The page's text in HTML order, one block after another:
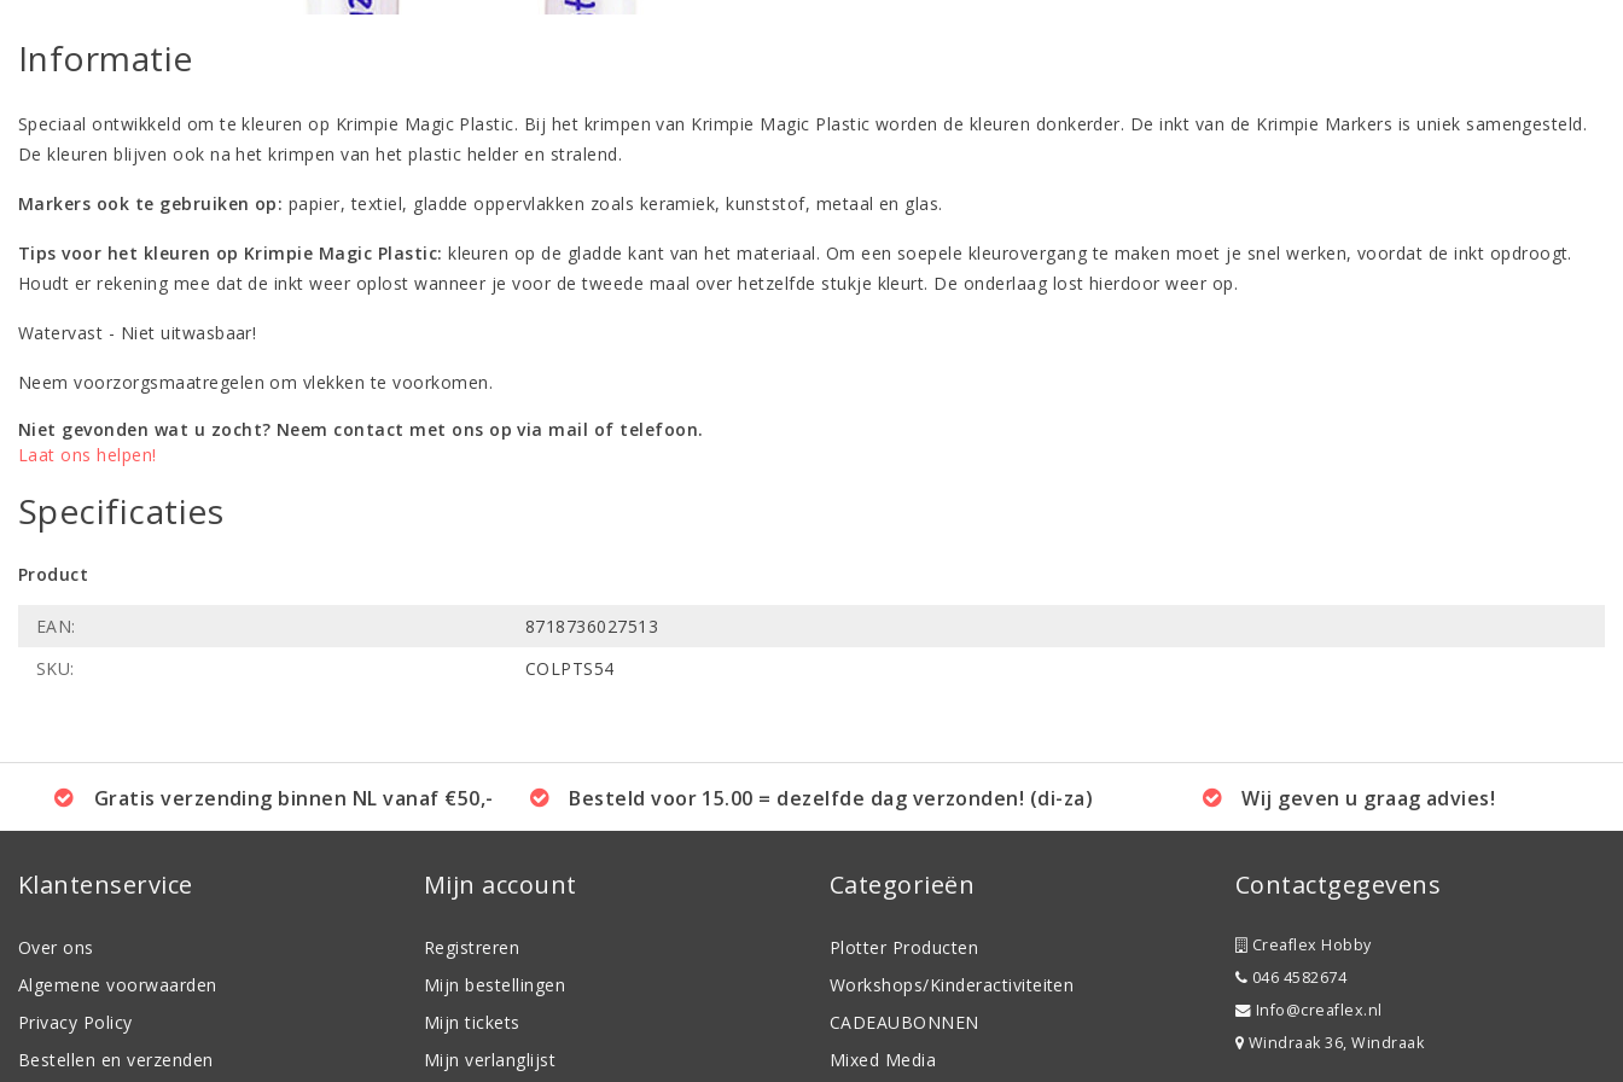
Informatie
Speciaal ontwikkeld om te kleuren op Krimpie Magic Plastic. Bij het krimpen van Krimpie Magic Plastic worden de kleuren donkerder. De inkt van de Krimpie Markers is uniek samengesteld.
De kleuren blijven ook na het krimpen van het plastic helder en stralend.
Markers ook te gebruiken op: papier, textiel, gladde oppervlakken zoals keramiek, kunststof, metaal en glas.
Tips voor het kleuren op Krimpie Magic Plastic: kleuren op de gladde kant van het materiaal. Om een soepele kleurovergang te maken moet je snel werken, voordat de inkt opdroogt.
Houdt er rekening mee dat de inkt weer oplost wanneer je voor de tweede maal over hetzelfde stukje kleurt. De onderlaag lost hierdoor weer op.
Watervast - Niet uitwasbaar!
Neem voorzorgsmaatregelen om vlekken te voorkomen.
Niet gevonden wat u zocht? Neem contact met ons op via mail of telefoon.
Laat ons helpen!
Specificaties
Product
EAN:
8718736027513
SKU:
COLPTS54
Gratis verzending binnen NL vanaf €50,- Besteld voor 15.00 = dezelfde dag verzonden! (di-za) Wij geven u graag advies!
Klantenservice
Over ons
Algemene voorwaarden
Privacy Policy
Bestellen en verzenden
Mijn account
Registreren
Mijn bestellingen
Mijn tickets
Mijn verlanglijst
Categorieën
Plotter Producten
Workshops/Kinderactiviteiten
CADEAUBONNEN
Mixed Media
Contactgegevens
Creaflex Hobby
046 4582674
Info@creaflex.nl
Windraak 36, Windraak